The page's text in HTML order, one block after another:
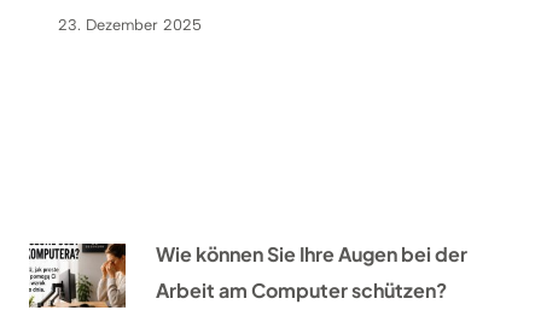
23. Dezember 2025
Wie können Sie Ihre Augen bei der
Arbeit am Computer schützen?